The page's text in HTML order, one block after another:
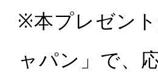
※本プレゼン
ャパン」で、